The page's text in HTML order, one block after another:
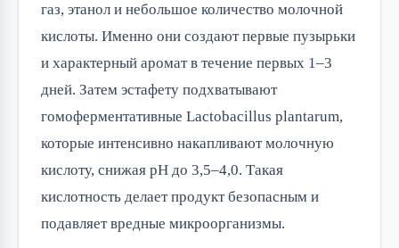
газ, этанол и небольшое количество молочной
кислоты. Именно они создают первые пузырьки
и характерный аромат в течение первых 1–3
дней. Затем эстафету подхватывают
гомоферментативные Lactobacillus plantarum,
которые интенсивно накапливают молочную
кислоту, снижая pH до 3,5–4,0. Такая
кислотность делает продукт безопасным и
подавляет вредные микроорганизмы.